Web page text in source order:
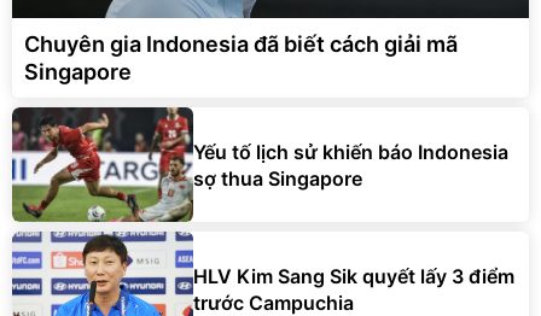
Chuyên gia Indonesia đã biết cách giải mã
Singapore
Yếu tố lịch sử khiến báo Indonesia
sợ thua Singapore
HLV Kim Sang Sik quyết lấy 3 điểm
trước Campuchia